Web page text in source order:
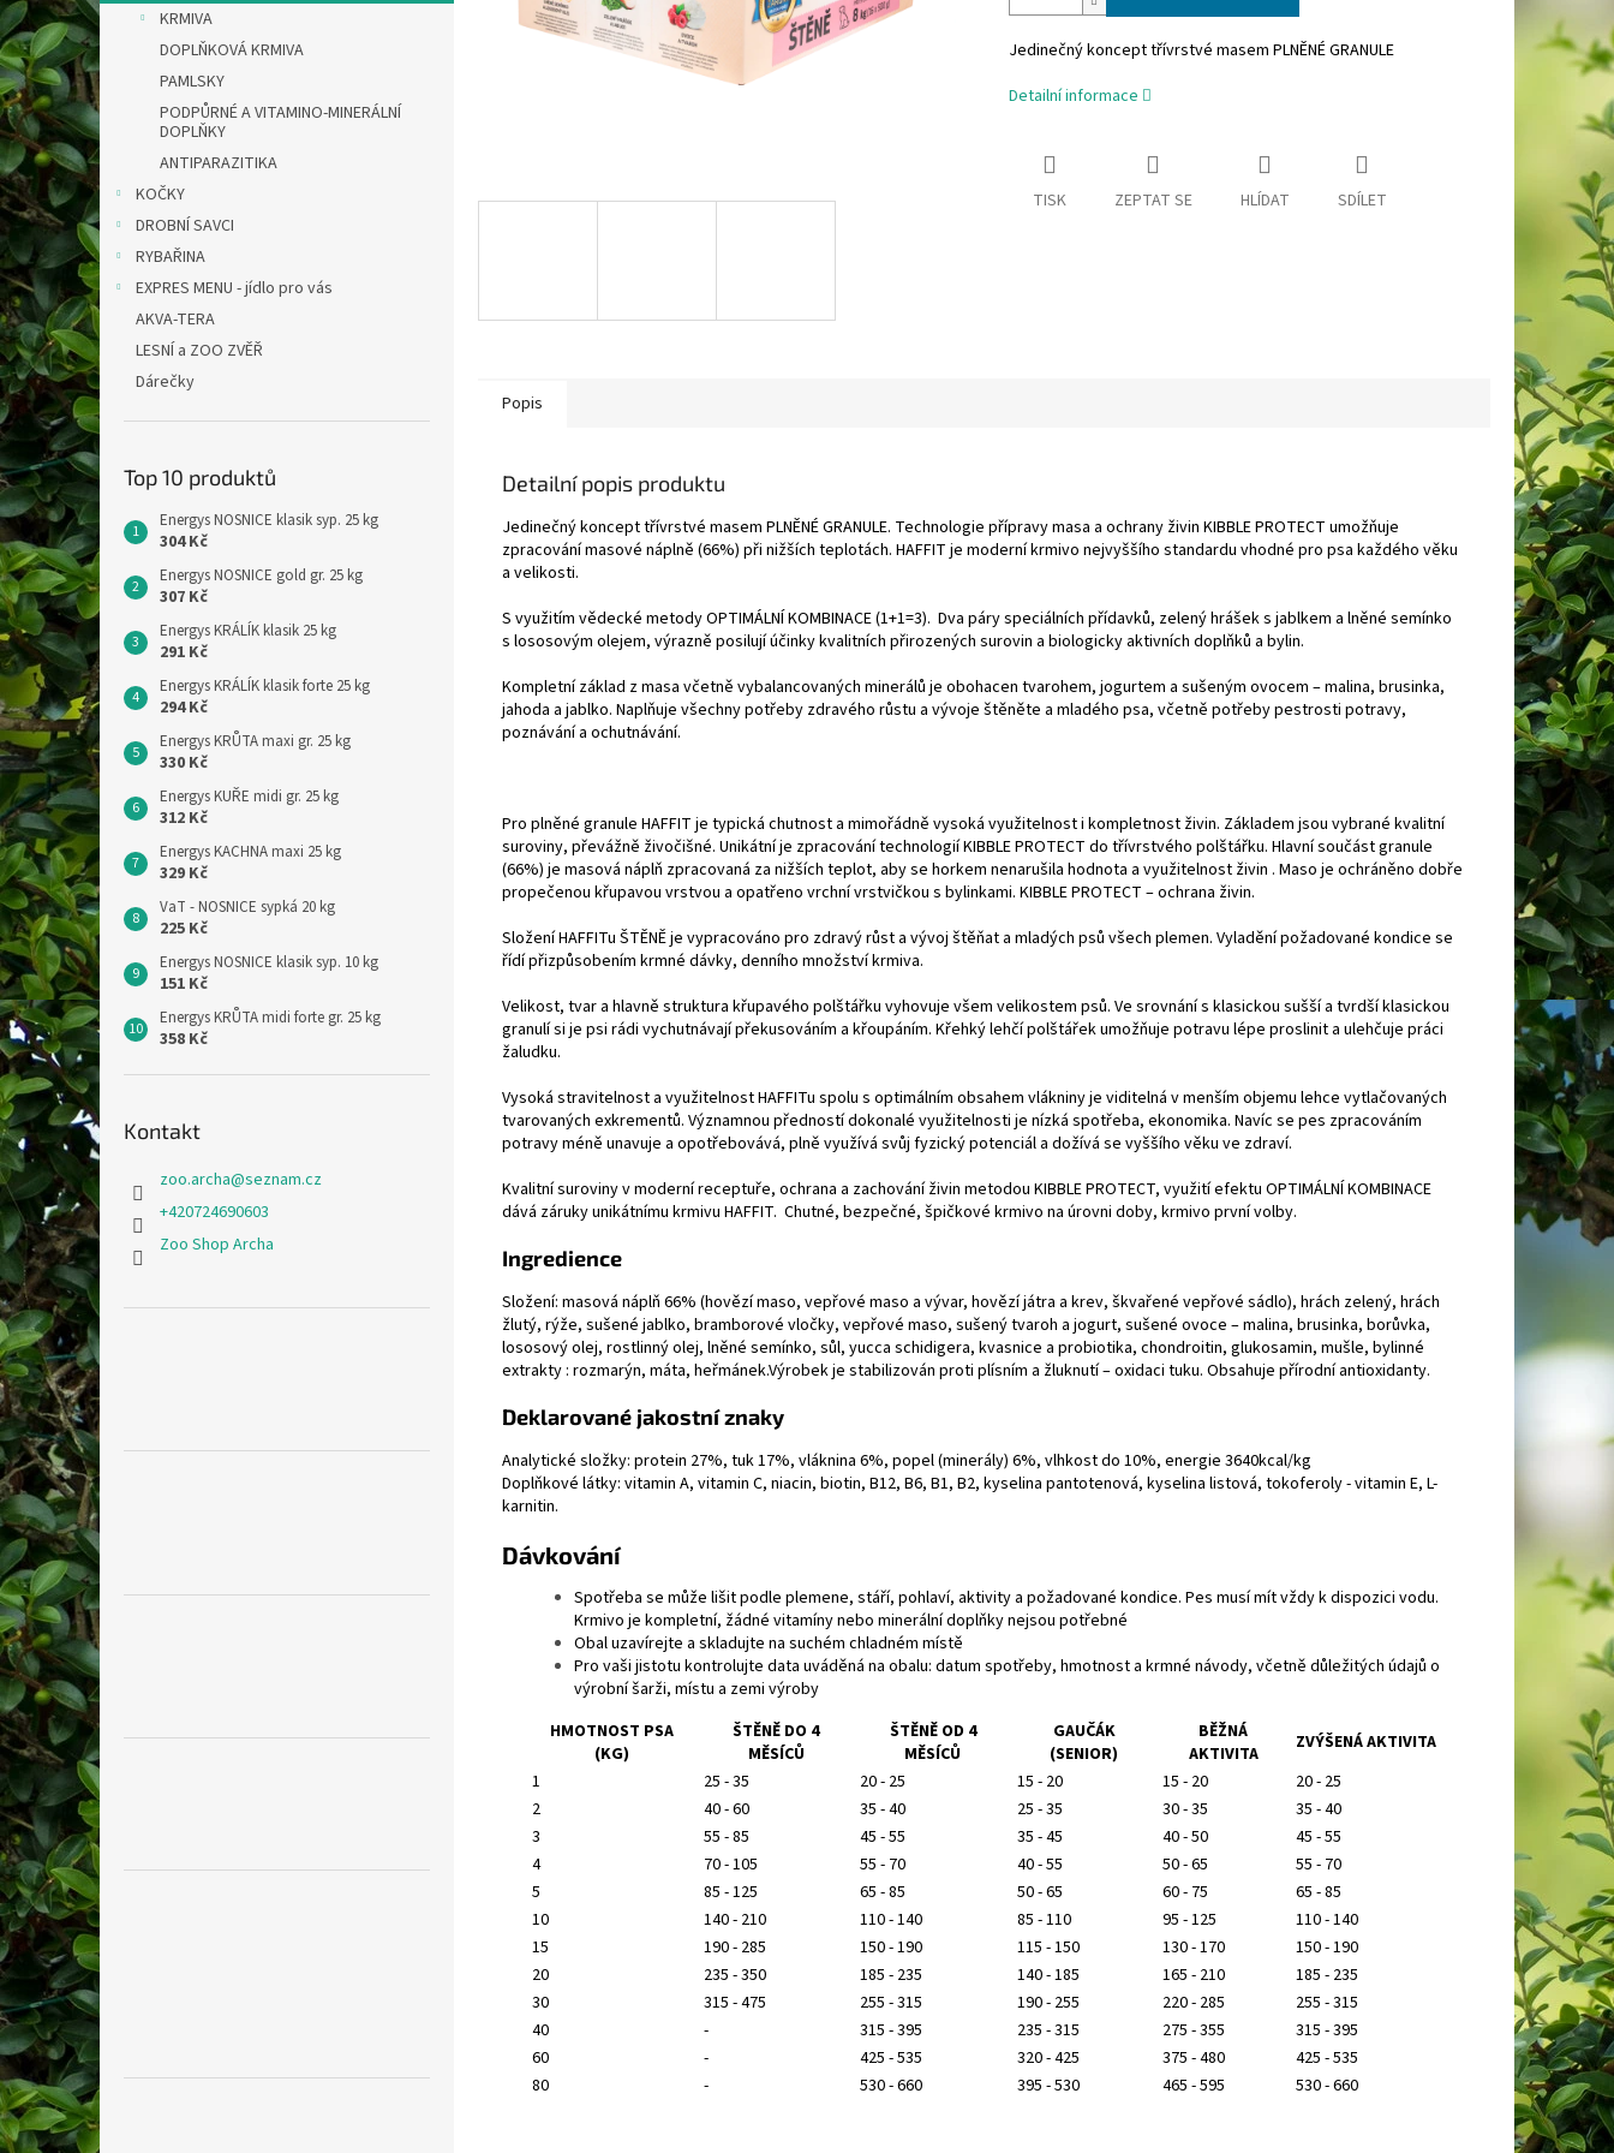
n
e
l
KRMIVA
DOPLŇKOVÁ KRMIVA
PAMLSKY
PODPŮRNÉ A VITAMINO-MINERÁLNÍ
DOPLŇKY
ANTIPARAZITIKA
KOČKY
DROBNÍ SAVCI
RYBAŘINA
EXPRES MENU - jídlo pro vás
AKVA-TERA
LESNÍ a ZOO ZVĚŘ
Dárečky
Top 10 produktů
Energys NOSNICE klasik syp. 25 kg
304 Kč
Energys NOSNICE gold gr. 25 kg
307 Kč
Energys KRÁLÍK klasik 25 kg
291 Kč
Energys KRÁLÍK klasik forte 25 kg
294 Kč
Energys KRŮTA maxi gr. 25 kg
330 Kč
Energys KUŘE midi gr. 25 kg
312 Kč
Energys KACHNA maxi 25 kg
329 Kč
VaT - NOSNICE sypká 20 kg
225 Kč
Energys NOSNICE klasik syp. 10 kg
151 Kč
Energys KRŮTA midi forte gr. 25 kg
358 Kč
Kontakt
zoo.archa@seznam.cz
+420724690603
Zoo Shop Archa
Jedinečný koncept třívrstvé masem PLNĚNÉ GRANULE
Detailní informace
TISK ZEPTAT SE HLÍDAT SDÍLET
Popis
Detailní popis produktu
Jedinečný koncept třívrstvé masem PLNĚNÉ GRANULE. Technologie přípravy masa a ochrany živin KIBBLE PROTECT umožňuje
zpracování masové náplně (66%) při nižších teplotách. HAFFIT je moderní krmivo nejvyššího standardu vhodné pro psa každého věku
a velikosti.
S využitím vědecké metody OPTIMÁLNÍ KOMBINACE (1+1=3). Dva páry speciálních přídavků, zelený hrášek s jablkem a lněné semínko
s lososovým olejem, výrazně posilují účinky kvalitních přirozených surovin a biologicky aktivních doplňků a bylin.
Kompletní základ z masa včetně vybalancovaných minerálů je obohacen tvarohem, jogurtem a sušeným ovocem – malina, brusinka,
jahoda a jablko. Naplňuje všechny potřeby zdravého růstu a vývoje štěněte a mladého psa, včetně potřeby pestrosti potravy,
poznávání a ochutnávání.
Pro plněné granule HAFFIT je typická chutnost a mimořádně vysoká využitelnost i kompletnost živin. Základem jsou vybrané kvalitní
suroviny, převážně živočišné. Unikátní je zpracování technologií KIBBLE PROTECT do třívrstvého polštářku. Hlavní součást granule
(66%) je masová náplň zpracovaná za nižších teplot, aby se horkem nenarušila hodnota a využitelnost živin . Maso je ochráněno dobře
propečenou křupavou vrstvou a opatřeno vrchní vrstvičkou s bylinkami. KIBBLE PROTECT – ochrana živin.
Složení HAFFITu ŠTĚNĚ je vypracováno pro zdravý růst a vývoj štěňat a mladých psů všech plemen. Vyladění požadované kondice se
řídí přizpůsobením krmné dávky, denního množství krmiva.
Velikost, tvar a hlavně struktura křupavého polštářku vyhovuje všem velikostem psů. Ve srovnání s klasickou sušší a tvrdší klasickou
granulí si je psi rádi vychutnávají překusováním a křoupáním. Křehký lehčí polštářek umožňuje potravu lépe proslinit a ulehčuje práci
žaludku.
Vysoká stravitelnost a využitelnost HAFFITu spolu s optimálním obsahem vlákniny je viditelná v menším objemu lehce vytlačovaných
tvarovaných exkrementů. Významnou předností dokonalé využitelnosti je nízká spotřeba, ekonomika. Navíc se pes zpracováním
potravy méně unavuje a opotřebovává, plně využívá svůj fyzický potenciál a dožívá se vyššího věku ve zdraví.
Kvalitní suroviny v moderní receptuře, ochrana a zachování živin metodou KIBBLE PROTECT, využití efektu OPTIMÁLNÍ KOMBINACE
dává záruky unikátnímu krmivu HAFFIT. Chutné, bezpečné, špičkové krmivo na úrovni doby, krmivo první volby.
Ingredience
Složení: masová náplň 66% (hovězí maso, vepřové maso a vývar, hovězí játra a krev, škvařené vepřové sádlo), hrách zelený, hrách
žlutý, rýže, sušené jablko, bramborové vločky, vepřové maso, sušený tvaroh a jogurt, sušené ovoce – malina, brusinka, borůvka,
lososový olej, rostlinný olej, lněné semínko, sůl, yucca schidigera, kvasnice a probiotika, chondroitin, glukosamin, mušle, bylinné
extrakty : rozmarýn, máta, heřmánek.Výrobek je stabilizován proti plísním a žluknutí – oxidaci tuku. Obsahuje přírodní antioxidanty.
Deklarované jakostní znaky
Analytické složky: protein 27%, tuk 17%, vláknina 6%, popel (minerály) 6%, vlhkost do 10%, energie 3640kcal/kg
Doplňkové látky: vitamin A, vitamin C, niacin, biotin, B12, B6, B1, B2, kyselina pantotenová, kyselina listová, tokoferoly - vitamin E, L-
karnitin.
Dávkování
Spotřeba se může lišit podle plemene, stáří, pohlaví, aktivity a požadované kondice. Pes musí mít vždy k dispozici vodu.
Krmivo je kompletní, žádné vitamíny nebo minerální doplňky nejsou potřebné
Obal uzavírejte a skladujte na suchém chladném místě
Pro vaši jistotu kontrolujte data uváděná na obalu: datum spotřeby, hmotnost a krmné návody, včetně důležitých údajů o
výrobní šarži, místu a zemi výroby
HMOTNOST PSA
(KG)
ŠTĚNĚ DO 4
MĚSÍCŮ
ŠTĚNĚ OD 4
MĚSÍCŮ
GAUČÁK
(SENIOR)
BĚŽNÁ
AKTIVITA
ZVÝŠENÁ AKTIVITA
1
25 - 35 20 - 25 15 - 20 15 - 20
20 - 25
2
40 - 60 35 - 40 25 - 35 30 - 35
35 - 40
3
55 - 85 45 - 55 35 - 45 40 - 50
45 - 55
4
70 - 105 55 - 70 40 - 55 50 - 65
55 - 70
5
85 - 125 65 - 85 50 - 65 60 - 75
65 - 85
10
140 - 210 110 - 140 85 - 110 95 - 125
110 - 140
15
190 - 285 150 - 190 115 - 150 130 - 170
150 - 190
20
235 - 350 185 - 235 140 - 185 165 - 210
185 - 235
30
315 - 475 255 - 315 190 - 255 220 - 285
255 - 315
40
- 315 - 395 235 - 315 275 - 355
315 - 395
60
- 425 - 535 320 - 425 375 - 480
425 - 535
80
- 530 - 660 395 - 530 465 - 595 530 - 660